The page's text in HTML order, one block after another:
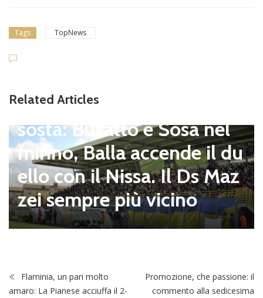
Tags TopNews
Related Articles
Serie D
mercato senza
Busatto e Sosa nel
Balla accende il du
con il Nissa. Il Ds Maz
sempre più vicino
ni
Flaminia, un pari molto
amaro: La Pianese acciuffa il 2-
Promozione, che passione: il
commento alla sedicesima